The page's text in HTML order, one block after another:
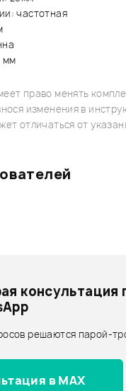
частотная
мм
право менять
изменения в
отличаться от
купленного
дешевле
дороже
консультация
решаются парой-
в MAX